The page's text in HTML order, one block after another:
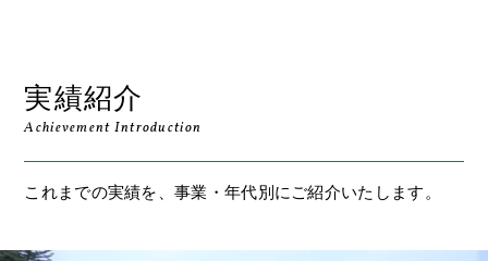
実績紹介
Achievement Introduction
これまでの実績を、事業・年代別にご紹介いたします。